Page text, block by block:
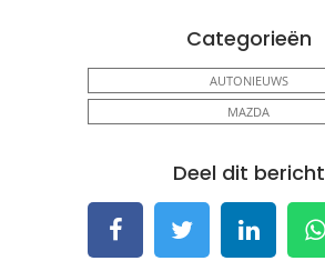
Categorieën
AUTONIEUWS
MAZDA
Deel dit bericht